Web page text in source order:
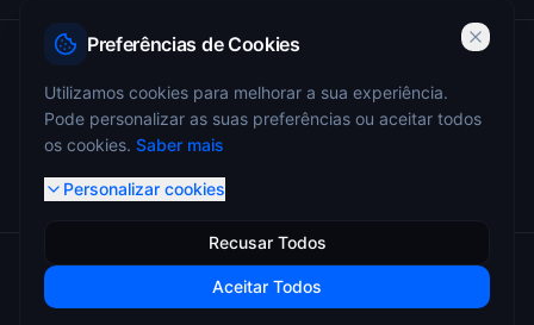
ANEPC — Portaria 773/2009 — Registo nº 4349
© 2026 Miguel Monteiro - Sistemas de Segurança. Todos os
direitos reservados.
Preferências de Cookies
Utilizamos cookies para melhorar a sua experiência.
Pode personalizar as suas preferências ou aceitar todos
os cookies. Saber mais
Personalizar cookies
Recusar Todos
Aceitar Todos